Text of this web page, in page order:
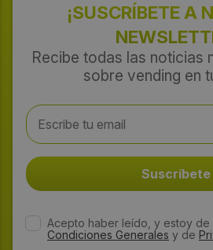
¡SUSCRÍBETE A
Recibe todas las noticias
sobre vending en
Acepto haber leído, y estoy de
Condiciones Generales y de